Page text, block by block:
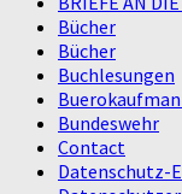
Bücher
Bücher
Buchlesungen
Bundeswehr
Contact
Datenschutz-